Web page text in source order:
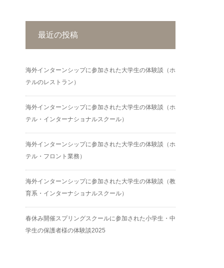
最近の投稿
海外インターンシップに参加された大学生の体験談（ホ
テルのレストラン）
海外インターンシップに参加された大学生の体験談（ホ
テル・インターナショナルスクール）
海外インターンシップに参加された大学生の体験談（ホ
テル・フロント業務）
海外インターンシップに参加された大学生の体験談（教
育系・インターナショナルスクール）
春休み開催スプリングスクールに参加された小学生・中
学生の保護者様の体験談2025